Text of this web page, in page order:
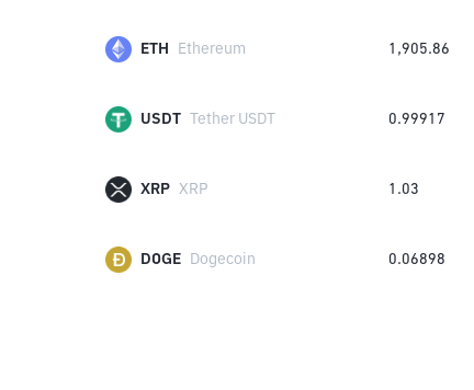
ETH Ethereum 1,905.86
USDT Tether USDT 0.99917
XRP XRP 1.03
DOGE Dogecoin 0.06898